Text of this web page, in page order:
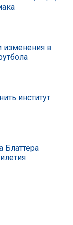
изменения в
институт
Блаттера